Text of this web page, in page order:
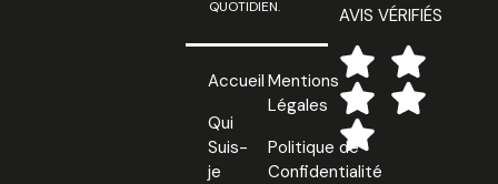
QUOTIDIEN.
Accueil
Qui
Suis-
je
Mentions
Légales
Politique de
Confidentialité
AVIS VÉRIFIÉS